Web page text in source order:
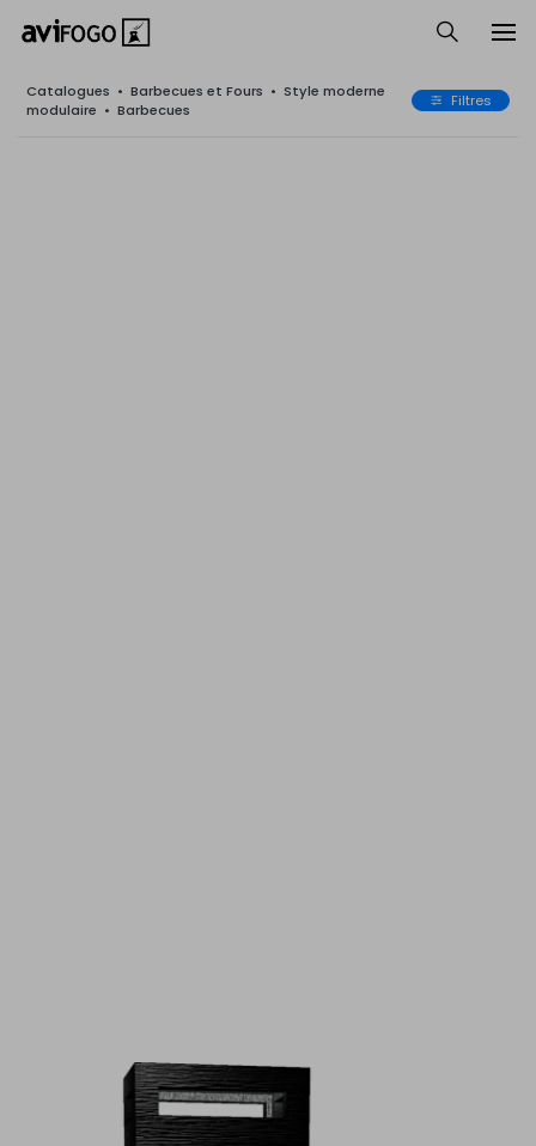
Catalogues • Barbecues et Fours • Style moderne
modulaire • Barbecues Filtres